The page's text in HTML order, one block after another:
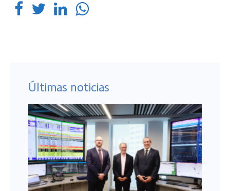
Últimas noticias